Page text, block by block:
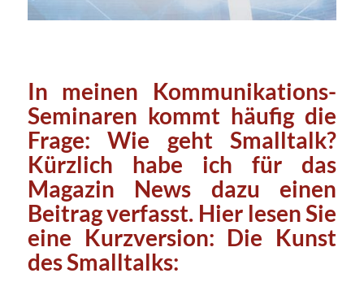
In meinen Kommunikations-
Seminaren kommt häufig die
Frage: Wie geht Smalltalk?
Kürzlich habe ich für das
Magazin News dazu einen
Beitrag verfasst. Hier lesen Sie
eine Kurzversion: Die Kunst
des Smalltalks: